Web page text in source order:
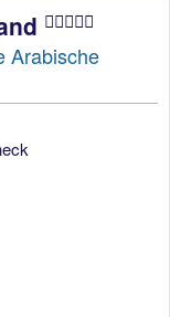
Arabische